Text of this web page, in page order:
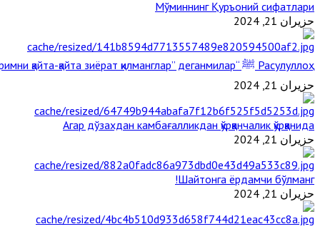
Мўминнинг Қуръоний сифатлари
حزيران 21, 2024
Расулуллоҳ ﷺ “Қабримни қайта-қайта зиёрат қилманглар” деганмилар?
حزيران 21, 2024
Агар дўзахдан камбағалликдан қўрққанчалик қўрққанида
حزيران 21, 2024
Шайтонга ёрдамчи бўлманг!
حزيران 21, 2024